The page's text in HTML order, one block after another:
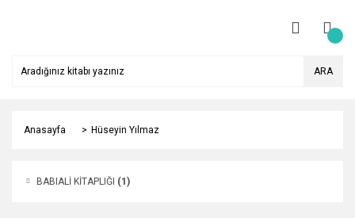
ARA
Anasayfa Hüseyin Yılmaz
BABIALİ KİTAPLIĞI (1)